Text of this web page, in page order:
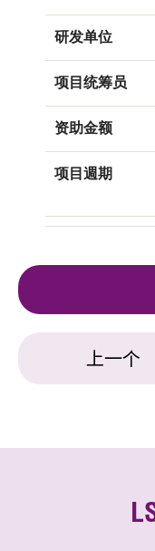
研发单位
项目统筹员
资助金额
项目週期
上一个